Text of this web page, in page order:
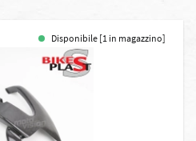
Disponibile [1 in magazzino]